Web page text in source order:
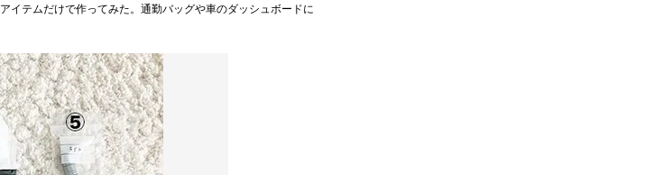
イテムだけで作ってみた。通勤バッグや車のダッシュボードに